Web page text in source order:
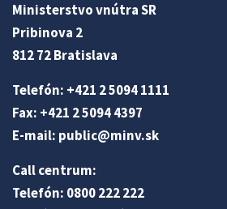
Ministerstvo vnútra SR
Pribinova 2
812 72 Bratislava
Telefón: +421 2 5094 1111
Fax: +421 2 5094 4397
E-mail: public@minv.sk
Call centrum:
Telefón: 0800 222 222